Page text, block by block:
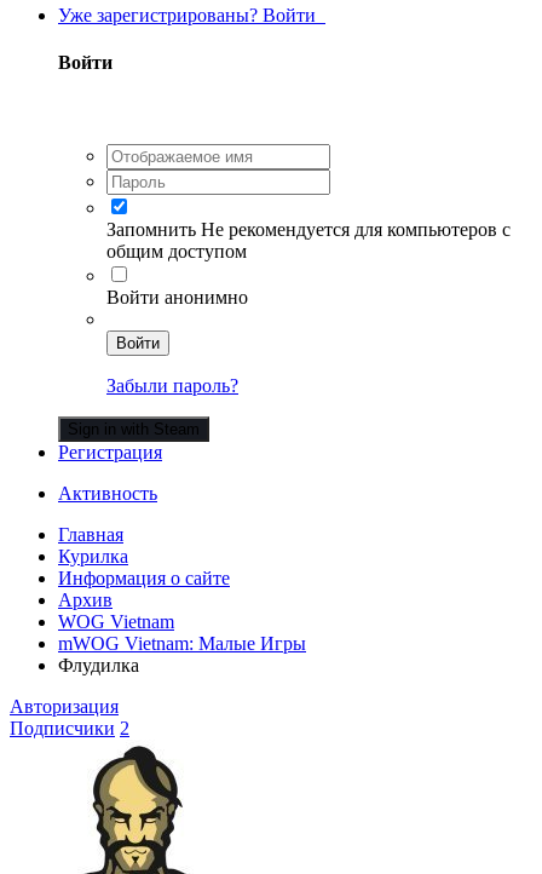
Уже зарегистрированы? Войти
Войти
Запомнить Не рекомендуется для компьютеров с
общим доступом
Войти анонимно
Войти
Забыли пароль?
Sign in with Steam
Регистрация
Активность
Главная
Курилка
Информация о сайте
Архив
WOG Vietnam
mWOG Vietnam: Малые Игры
Флудилка
Авторизация
Подписчики 2